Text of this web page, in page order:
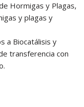
Hormigas y Plagas,
y plagas y
a Biocatálisis y
transferencia con